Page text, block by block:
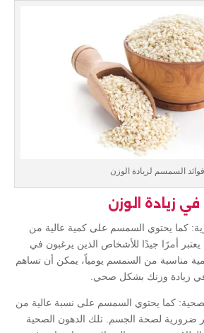
فوائد السمسم لزيادة الوزن
زيادة الوزن
كما يحتوي السمسم على كمية عالية من
يعتبر أمرًا جيدًا للأشخاص الذين يرغبون في
مناسبة من السمسم يومياً، يمكن أن تساهم
في زيادة وزنك بشكل صحي.
كما يحتوي السمسم على نسبة عالية من
ضرورية لصحة الجسم. تلك الدهون الصحية